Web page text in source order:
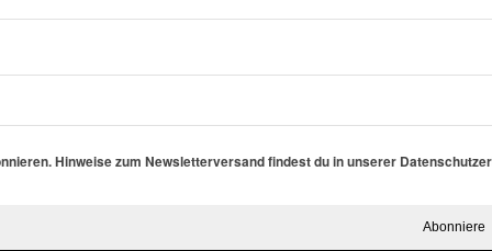
Hinweise zum Newsletterversand findest du in unserer